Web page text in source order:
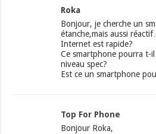
Roka
Bonjour, je cherche un
étanche,mais aussi
Internet est rapide?
Ce smartphone pourra t-
niveau spec?
Est ce un smartphone
Top For Phone
Bonjour Roka,